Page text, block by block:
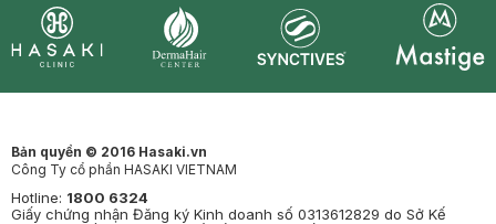
Bản quyền © 2016 Hasaki.vn
Công Ty cổ phần HASAKI VIETNAM
Hotline: 1800 6324
Giấy chứng nhận Đăng ký Kinh doanh số 0313612829 do Sở Kế